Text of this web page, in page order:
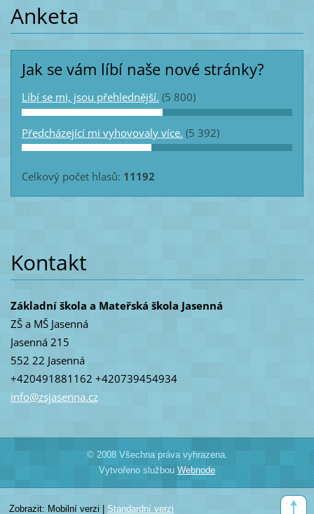
Anketa
Jak se vám líbí naše nové stránky?
Líbí se mi, jsou přehlednější. (5 800)
Předcházející mi vyhovovaly více. (5 392)
Celkový počet hlasů: 11192
Kontakt
Základní škola a Mateřská škola Jasenná
ZŠ a MŠ Jasenná
Jasenná 215
552 22 Jasenná
+420491881162 +420739454934
info@zsjasenna.cz
© 2008 Všechna práva vyhrazena.
Vytvořeno službou Webnode
Zobrazit: Mobilní verzi Standardní verzi